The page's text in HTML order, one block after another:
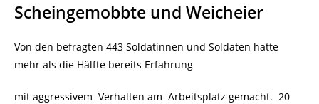
Scheingemobbte und Weicheier
Von den befragten 443 Soldatinnen und Soldaten hatte
mehr als die Hälfte bereits Erfahrung
mit aggressivem Verhalten am Arbeitsplatz gemacht. 20